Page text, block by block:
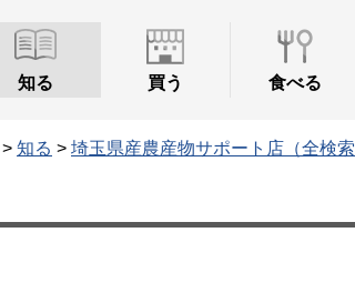
知る 買う 食べる
> 知る > 埼玉県産農産物サポート店（全検索